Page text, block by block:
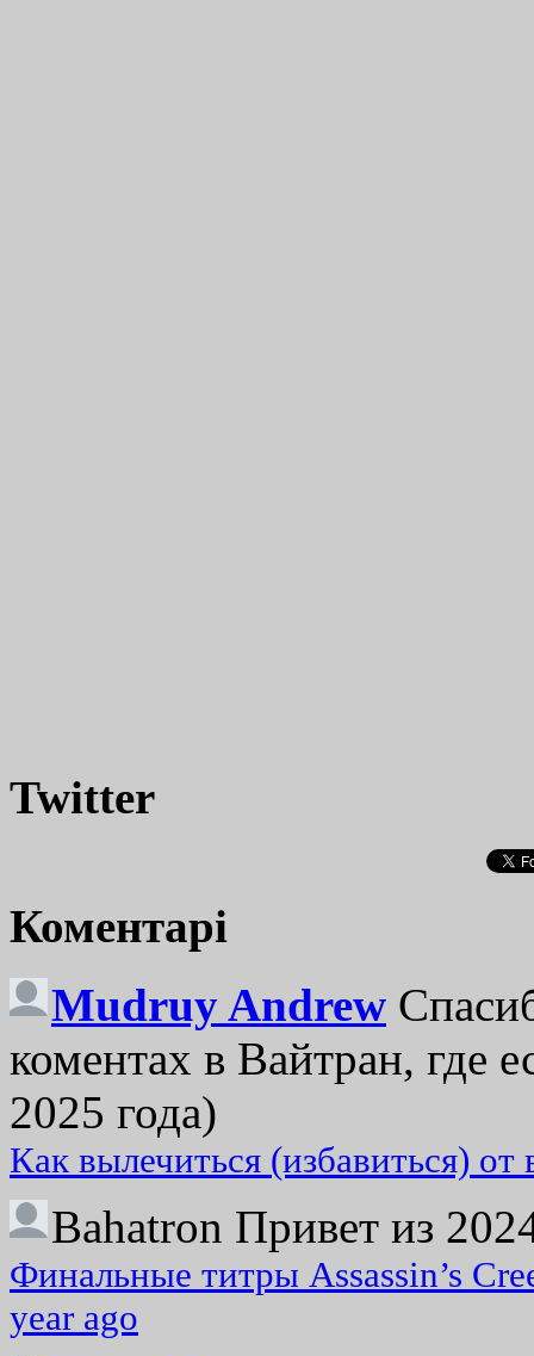
Twitter
Коментарі
Mudruy Andrew
коментах в Вайтран, где
2025 года)
Как вылечиться (избавиться)
Bahatron Привет из
Финальные титры Assassin’s
year ago